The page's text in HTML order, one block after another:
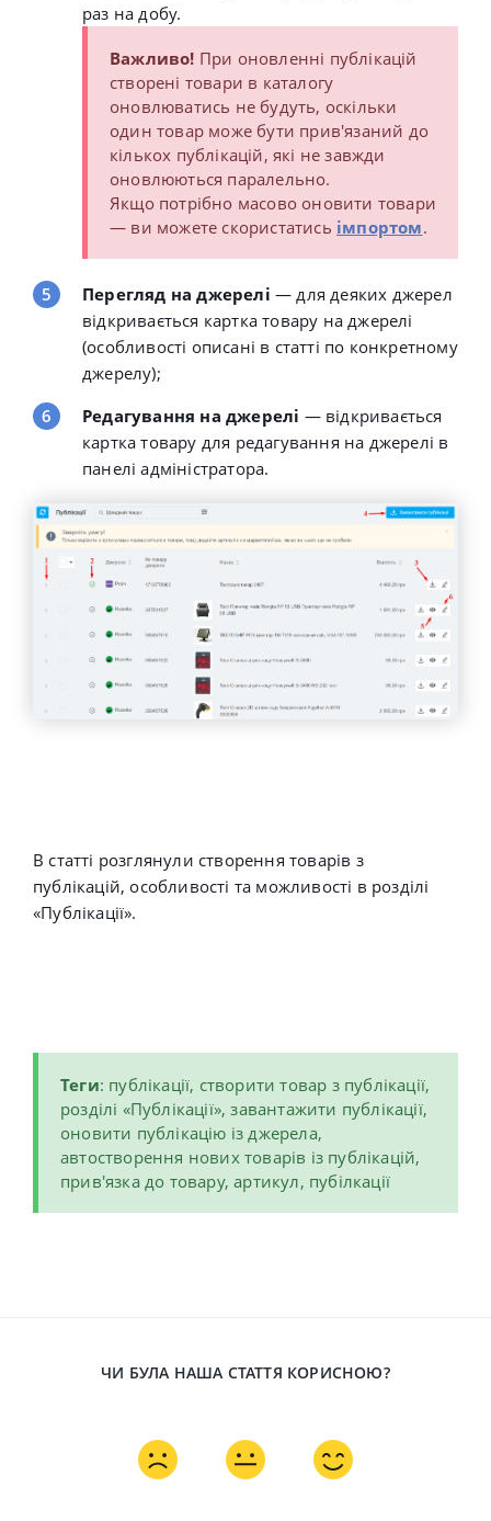
раз на добу.
Важливо! При оновленні публікацій
створені товари в каталогу
оновлюватись не будуть, оскільки
один товар може бути прив'язаний до
кількох публікацій, які не завжди
оновлюються паралельно.
Якщо потрібно масово оновити товари
— ви можете скористатись імпортом.
Перегляд на джерелі — для деяких джерел
відкривається картка товару на джерелі
(особливості описані в статті по конкретному
джерелу);
Редагування на джерелі — відкривається
картка товару для редагування на джерелі в
панелі адміністратора.
В статті розглянули створення товарів з
публікацій, особливості та можливості в розділі
«Публікації».
Теги: публікації, створити товар з публікації,
розділі «Публікації», завантажити публікації,
оновити публікацію із джерела,
автостворення нових товарів із публікацій,
прив'язка до товару, артикул, пубілкації
ЧИ БУЛА НАША СТАТТЯ КОРИСНОЮ?